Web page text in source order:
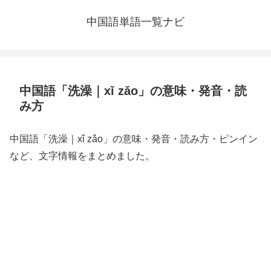
中国語単語一覧ナビ
中国語「洗澡｜xǐ zǎo」の意味・発音・読
み方
中国語「洗澡｜xǐ zǎo」の意味・発音・読み方・ピンイン
など、文字情報をまとめました。